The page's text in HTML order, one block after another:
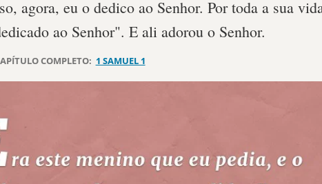
agora, eu o dedico ao Senhor. Por toda a sua
ao Senhor". E ali adorou o Senhor.
COMPLETO: 1 SAMUEL 1